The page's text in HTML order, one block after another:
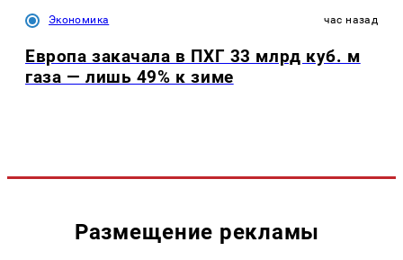
Экономика час назад
Европа закачала в ПХГ 33 млрд куб. м
газа — лишь 49% к зиме
Размещение рекламы